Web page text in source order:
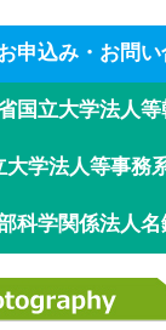
申込み・お問い
国立大学法人
大学法人等事務
科学関係法人名